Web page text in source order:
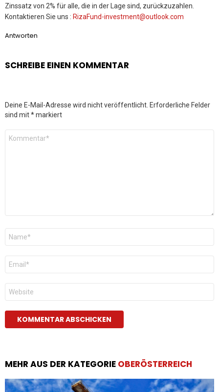
Zinssatz von 2% für alle, die in der Lage sind, zurückzuzahlen.
Kontaktieren Sie uns : RizaFund-investment@outlook.com
Antworten
SCHREIBE EINEN KOMMENTAR
Deine E-Mail-Adresse wird nicht veröffentlicht. Erforderliche Felder
sind mit*markiert
Kommentar
Name
E-
Mail
*
Website
MEHR AUS DER KATEGORIE OBERÖSTERREICH